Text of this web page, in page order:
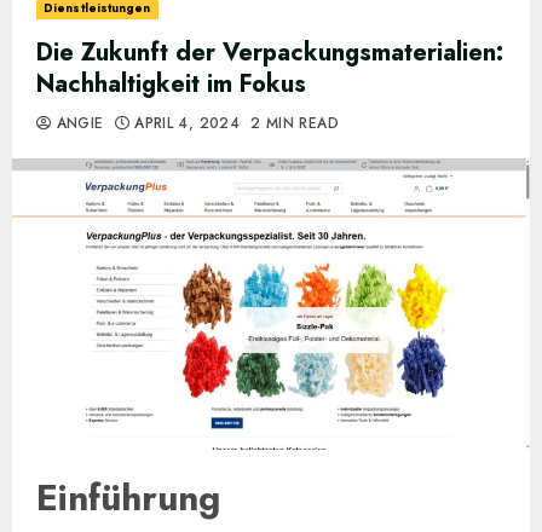
Dienstleistungen
Die Zukunft der Verpackungsmaterialien:
Nachhaltigkeit im Fokus
ANGIE APRIL 4, 2024 2 MIN READ
Einführung